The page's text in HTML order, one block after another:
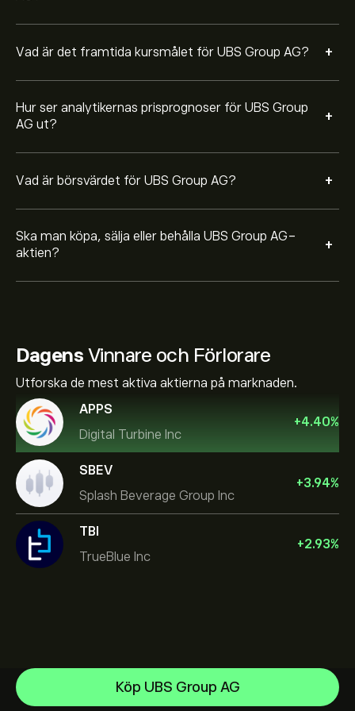
Vad är det framtida kursmålet för UBS Group AG? +
Hur ser analytikernas prisprognoser för UBS Group
AG ut?
+
Vad är börsvärdet för UBS Group AG? +
Ska man köpa, sälja eller behålla UBS Group AG-
aktien?
+
Dagens Vinnare och Förlorare
Utforska de mest aktiva aktierna på marknaden.
APPS
Digital Turbine Inc
+4.40%
SBEV
Splash Beverage Group Inc
+3.94%
TBI
TrueBlue Inc
+2.93%
Köp UBS Group AG
NVIDIA Corporation
Amazon.com Inc